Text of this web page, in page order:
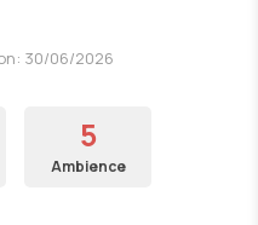
30/06/2026
5
Ambience